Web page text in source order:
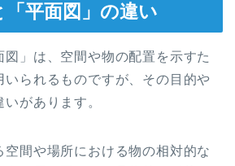
「平面図」の違い
図」は、空間や物の配置を示すた
いられるものですが、その目的や
があります。
空間や場所における物の相対的な